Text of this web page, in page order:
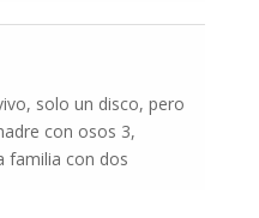
solo un disco, pero
con osos 3,
familia con dos